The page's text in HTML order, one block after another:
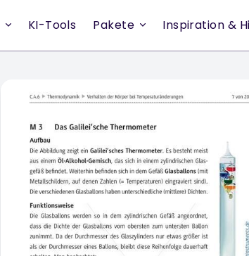
KI-Tools Pakete Inspiration &